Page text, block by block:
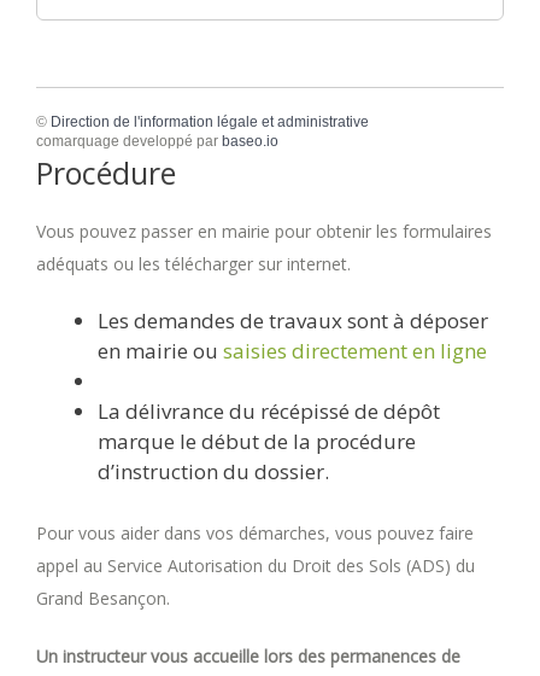
© Direction de l'information légale et administrative
comarquage developpé par baseo.io
Procédure
Vous pouvez passer en mairie pour obtenir les formulaires
adéquats ou les télécharger sur internet.
Les demandes de travaux sont à déposer
en mairie ou saisies directement en ligne
La délivrance du récépissé de dépôt
marque le début de la procédure
d’instruction du dossier.
Pour vous aider dans vos démarches, vous pouvez faire
appel au Service Autorisation du Droit des Sols (ADS) du
Grand Besançon.
Un instructeur vous accueille lors des permanences de